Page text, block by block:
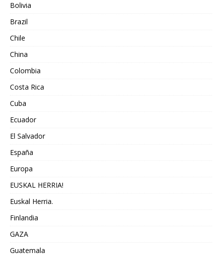
Bolivia
Brazil
Chile
China
Colombia
Costa Rica
Cuba
Ecuador
El Salvador
España
Europa
EUSKAL HERRIA!
Euskal Herria.
Finlandia
GAZA
Guatemala